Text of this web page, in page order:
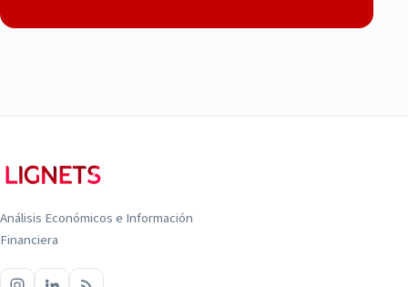
Análisis Económicos e Información
Financiera